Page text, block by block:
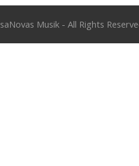
Musik - All Rights